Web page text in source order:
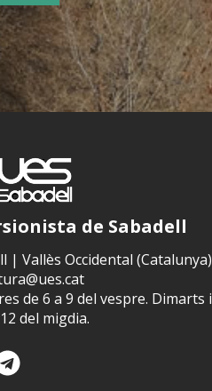
de Sabadell
| Vallès Occidental (Catalunya)
de 6 a 9 del vespre. Dimarts i
del migdia.